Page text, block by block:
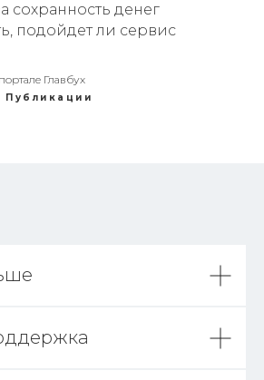
сохранность денег
подойдет ли сервис
Главбух
Публикации